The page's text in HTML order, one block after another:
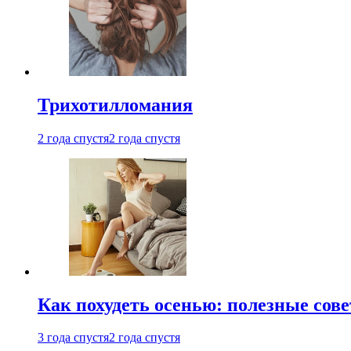
Трихотилломания
2 года спустя2 года спустя
Как похудеть осенью: полезные
3 года спустя2 года спустя